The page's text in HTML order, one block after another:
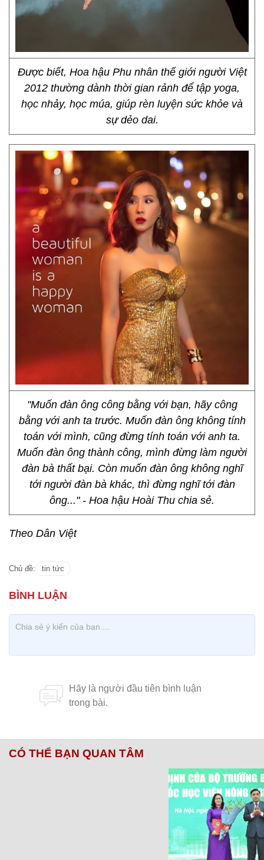
Được biết, Hoa hậu Phu nhân thế giới người Việt
2012 thường dành thời gian rảnh để tập yoga,
học nhảy, học múa, giúp rèn luyện sức khỏe và
sự dẻo dai.
"Muốn đàn ông công bằng với bạn, hãy công
bằng với anh ta trước. Muốn đàn ông không tính
toán với mình, cũng đừng tính toán với anh ta.
Muốn đàn ông thành công, mình đừng làm người
đàn bà thất bại. Còn muốn đàn ông không nghĩ
tới người đàn bà khác, thì đừng nghĩ tới đàn
ông..." - Hoa hậu Hoài Thu chia sẻ.
Theo Dân Việt
Chủ đề: tin tức
CÓ THỂ BẠN QUAN TÂM